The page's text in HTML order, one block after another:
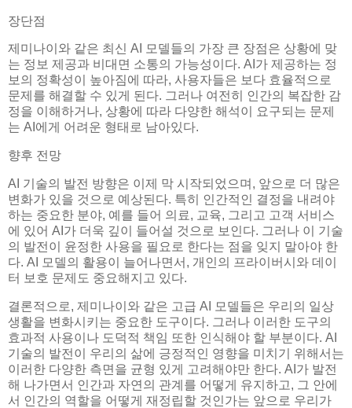
장단점
제미나이와 같은 최신 AI 모델들의 가장 큰 장점은 상황에 맞
는 정보 제공과 비대면 소통의 가능성이다. AI가 제공하는 정
보의 정확성이 높아짐에 따라, 사용자들은 보다 효율적으로
문제를 해결할 수 있게 된다. 그러나 여전히 인간의 복잡한 감
정을 이해하거나, 상황에 따라 다양한 해석이 요구되는 문제
는 AI에게 어려운 형태로 남아있다.
향후 전망
AI 기술의 발전 방향은 이제 막 시작되었으며, 앞으로 더 많은
변화가 있을 것으로 예상된다. 특히 인간적인 결정을 내려야
하는 중요한 분야, 예를 들어 의료, 교육, 그리고 고객 서비스
에 있어 AI가 더욱 깊이 들어설 것으로 보인다. 그러나 이 기술
의 발전이 윤정한 사용을 필요로 한다는 점을 잊지 말아야 한
다. AI 모델의 활용이 늘어나면서, 개인의 프라이버시와 데이
터 보호 문제도 중요해지고 있다.
결론적으로, 제미나이와 같은 고급 AI 모델들은 우리의 일상
생활을 변화시키는 중요한 도구이다. 그러나 이러한 도구의
효과적 사용이나 도덕적 책임 또한 인식해야 할 부분이다. AI
기술의 발전이 우리의 삶에 긍정적인 영향을 미치기 위해서는
이러한 다양한 측면을 균형 있게 고려해야만 한다. AI가 발전
해 나가면서 인간과 자연의 관계를 어떻게 유지하고, 그 안에
서 인간의 역할을 어떻게 재정립할 것인가는 앞으로 우리가